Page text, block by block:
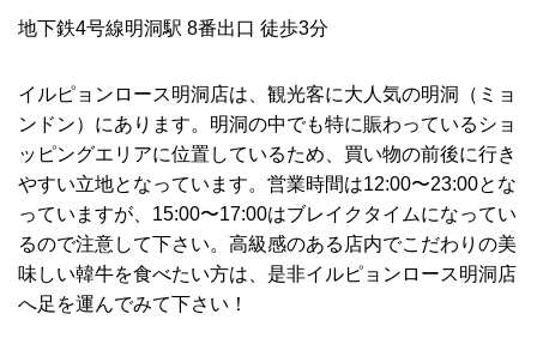
地下鉄4号線明洞駅 8番出口 徒歩3分
イルピョンロース明洞店は、観光客に大人気の明洞（ミョ
ンドン）にあります。明洞の中でも特に賑わっているショ
ッピングエリアに位置しているため、買い物の前後に行き
やすい立地となっています。営業時間は12:00〜23:00とな
っていますが、15:00〜17:00はブレイクタイムになってい
るので注意して下さい。高級感のある店内でこだわりの美
味しい韓牛を食べたい方は、是非イルピョンロース明洞店
へ足を運んでみて下さい！